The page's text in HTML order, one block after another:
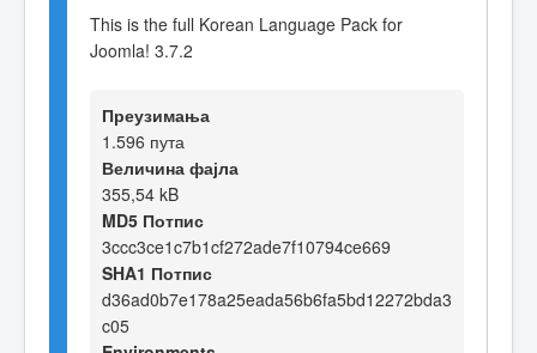
This is the full Korean Language Pack for
Joomla! 3.7.2
Преузимања
1.596 пута
Величина фајла
355,54 kB
MD5 Потпис
3ccc3ce1c7b1cf272ade7f10794ce669
SHA1 Потпис
d36ad0b7e178a25eada56b6fa5bd12272bda3
c05